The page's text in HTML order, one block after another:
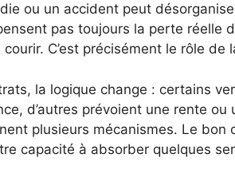
ou un accident peut
pas toujours la perte réelle
C’est précisément le rôle de
la logique change : certains
d’autres prévoient une rente ou
plusieurs mécanismes. Le
capacité à absorber quelques